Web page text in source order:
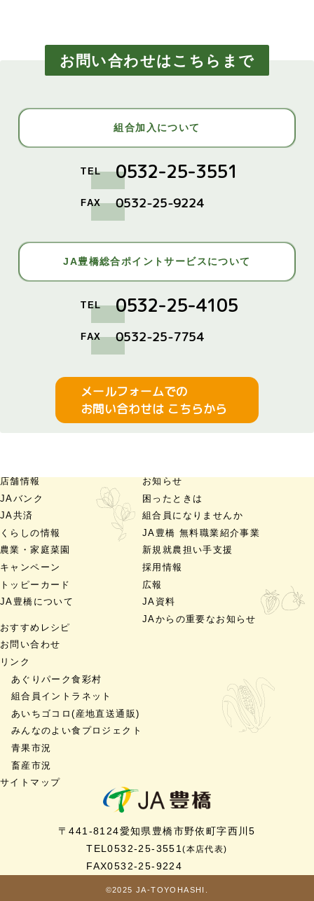
お問い合わせはこちらまで
組合加入について
TEL 0532-25-3551
FAX 0532-25-9224
JA豊橋総合ポイントサービスについて
TEL 0532-25-4105
FAX 0532-25-7754
メールフォームでの
お問い合わせは こちらから
〒441-8124愛知県豊橋市野依町字西川5
TEL0532-25-3551(本店代表)
FAX0532-25-9224
店舗情報
JAバンク
JA共済
くらしの情報
農業・家庭菜園
キャンペーン
トッピーカード
JA豊橋について
お知らせ
困ったときは
組合員になりませんか
JA豊橋 無料職業紹介事業
新規就農担い手支援
採用情報
広報
JA資料
JAからの重要なお知らせ
おすすめレシピ
お問い合わせ
リンク
あぐりパーク食彩村
組合員イントラネット
あいちゴコロ(産地直送通販)
みんなのよい食プロジェクト
青果市況
畜産市況
サイトマップ
©2025 JA-TOYOHASHI.